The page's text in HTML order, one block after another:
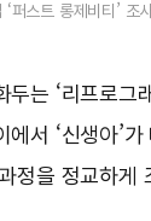
퍼스트 롱제비티’ 조
두는 ‘리프로그
서 ‘신생아’가
정을 정교하게